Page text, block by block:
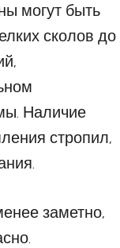
могут быть
сколов до
Наличие
стропил,
заметно,